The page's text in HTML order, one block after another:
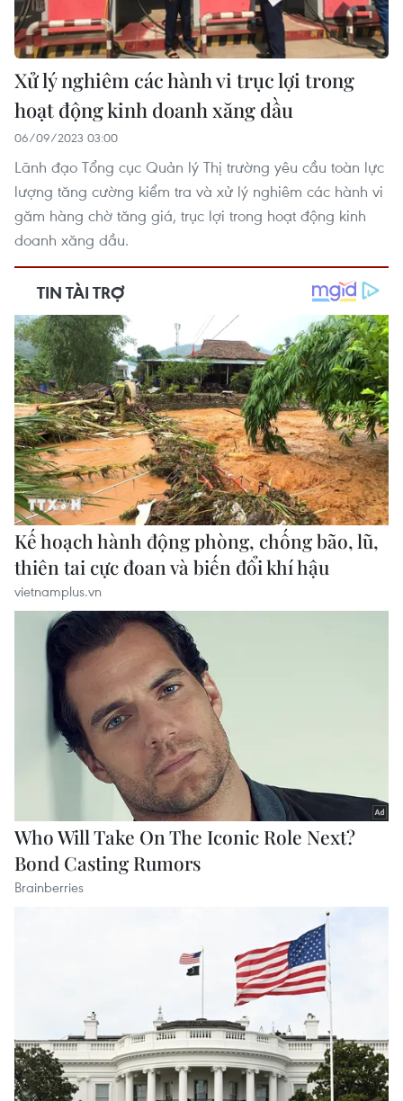
Xử lý nghiêm các hành vi trục lợi trong
hoạt động kinh doanh xăng dầu
06/09/2023 03:00
Lãnh đạo Tổng cục Quản lý Thị trường yêu cầu toàn lực
lượng tăng cường kiểm tra và xử lý nghiêm các hành vi
găm hàng chờ tăng giá, trục lợi trong hoạt động kinh
doanh xăng dầu.